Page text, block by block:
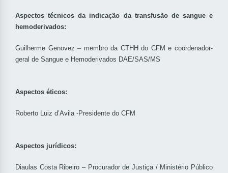
Aspectos técnicos da indicação da transfusão de sangue e
hemoderivados:
Guilherme Genovez – membro da CTHH do CFM e coordenador-
geral de Sangue e Hemoderivados DAE/SAS/MS
Aspectos éticos:
Roberto Luiz d’Avila -Presidente do CFM
Aspectos jurídicos:
Diaulas Costa Ribeiro – Procurador de Justiça / Ministério Público